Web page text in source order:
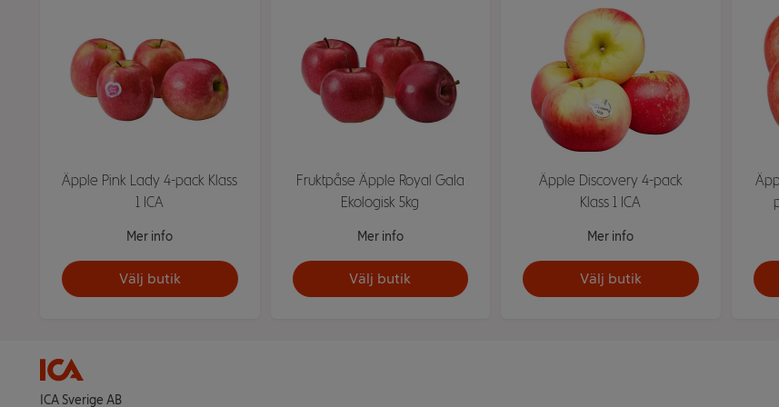
Äpple Pink Lady 4-pack Klass
1 ICA
Mer info
Välj butik
Fruktpåse Äpple Royal Gala
Ekologisk 5kg
Mer info
Välj butik
Äpple Discovery 4-pack
Klass 1 ICA
Mer info
Välj butik
ICA Sverige AB